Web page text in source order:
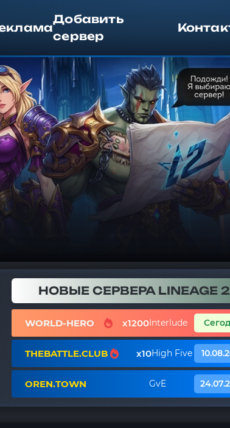
Добавить
сервер
НОВЫЕ СЕРВЕРА LINEAGE 2
WORLD-HERO x1200Interlude
THEBATTLE.CLUB x10High Five
OREN.TOWN GvE